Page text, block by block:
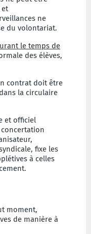
et
ne
du volontariat.
le temps de
des élèves,
contrat doit être
la circulaire
et officiel
fixe les
à celles
moment,
de manière à